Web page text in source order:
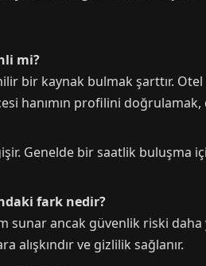
mi?
bir kaynak bulmak şarttır.
hanımın profilini doğrulamak,
Genelde bir saatlik buluşma
fark nedir?
sunar ancak güvenlik riski
ve gizlilik sağlanır.